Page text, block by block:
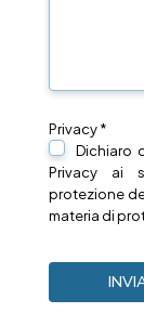
Privacy *
Dichiaro
Privacy ai
protezione
materia di